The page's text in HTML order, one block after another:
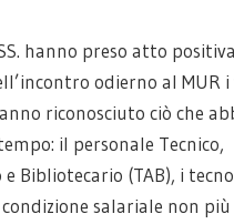
hanno preso atto
odierno al MUR
riconosciuto ciò che
il personale Tecnico,
Bibliotecario (TAB), i
salariale non più